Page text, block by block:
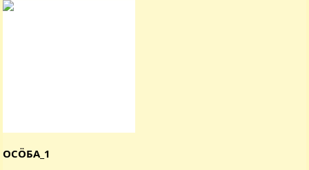
ОСÖБА_1